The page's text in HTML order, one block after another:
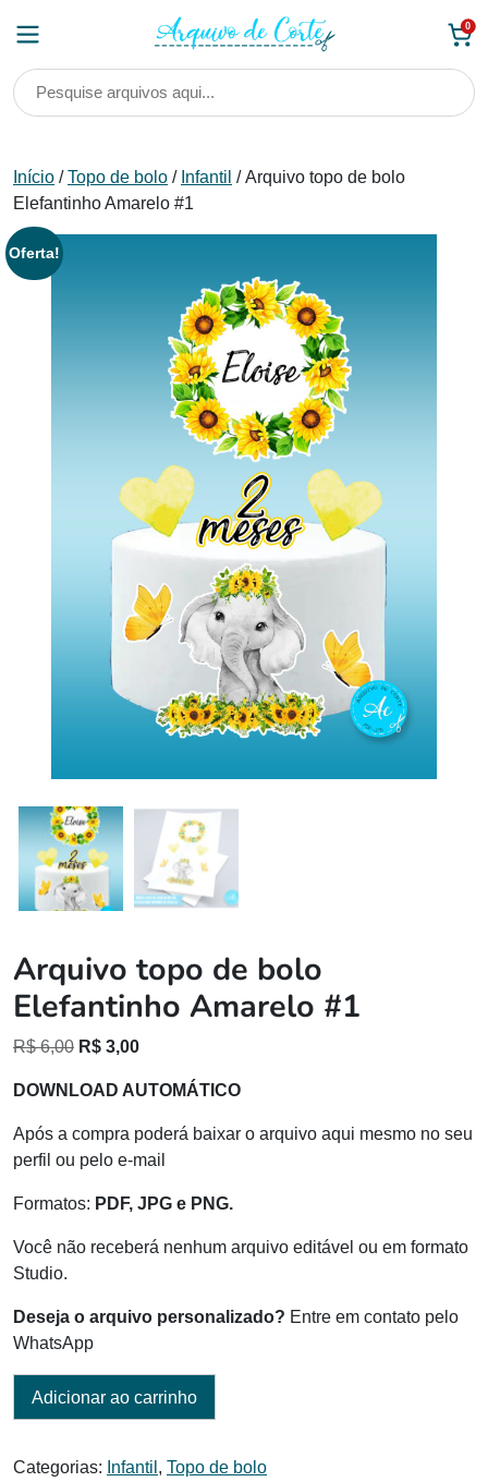
0
Início /Topo de bolo / Infantil / Arquivo topo de bolo
Elefantinho Amarelo #1
Oferta!
Arquivo topo de bolo
Elefantinho Amarelo #1
R$6,00 O
original
R$ 6,00.
R$ 3,00O
atual
R$ 3,00.
DOWNLOAD AUTOMÁTICO
Após a compra poderá baixar o arquivo aqui mesmo no seu
perfil ou pelo e-mail
Formatos: PDF, JPG e PNG.
Você não receberá nenhum arquivo editável ou em formato
Studio.
Deseja o arquivo personalizado? Entre em contato pelo
WhatsApp
Adicionar ao carrinho
Categorias: Infantil , Topo de bolo